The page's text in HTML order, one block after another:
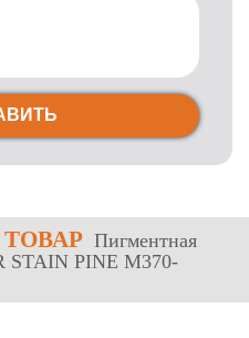
Пигментная
STAIN PINE M370-